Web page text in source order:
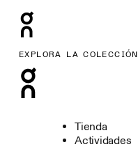
EXPLORA LA COLECCIÓN
Tienda
Actividades